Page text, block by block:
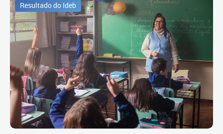
Resultado do Ideb